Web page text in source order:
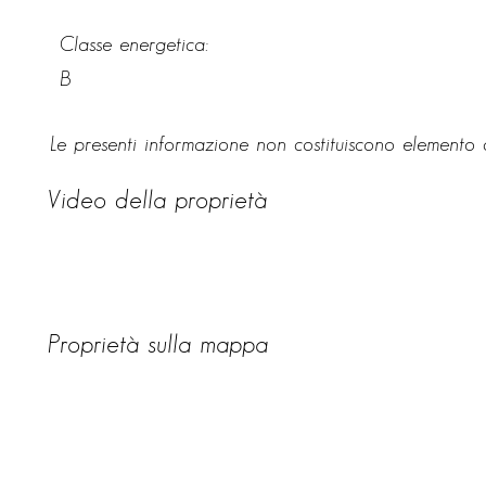
Classe energetica:
B
Le presenti informazione non costituiscono elemento
Video della proprietà
Proprietà sulla mappa